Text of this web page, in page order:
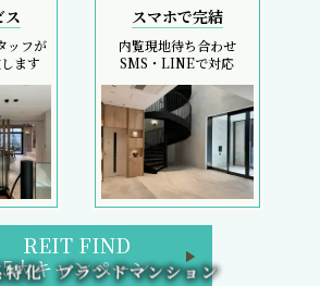
ス
ッフが
ます
スマホで完結
内覧現地待ち合わせ
SMS・LINEで対応
REIT FIND
5大キャンペーン